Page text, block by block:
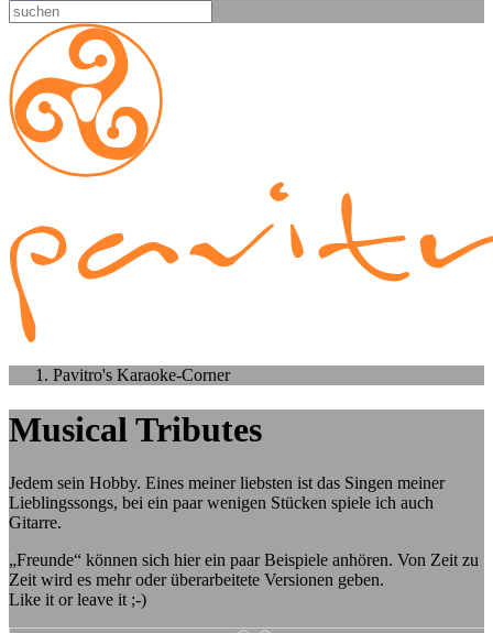
Pavitro's Karaoke-Corner
Musical Tributes
Jedem sein Hobby. Eines meiner liebsten ist das Singen meiner
Lieblingssongs, bei ein paar wenigen Stücken spiele ich auch
Gitarre.
„Freunde“ können sich hier ein paar Beispiele anhören. Von Zeit zu
Zeit wird es mehr oder überarbeitete Versionen geben.
Like it or leave it ;-)